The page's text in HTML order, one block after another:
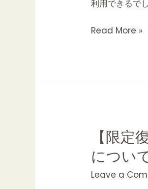
利用できるで
Read More »
【限
につい
Leave a
【限
復
活】